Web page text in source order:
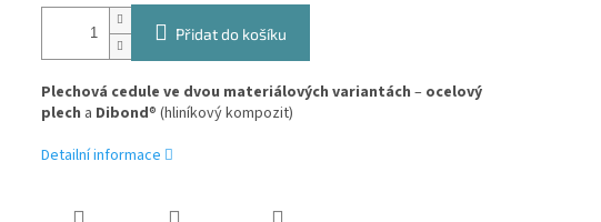
Přidat do košíku
Plechová cedule ve dvou materiálových variantách – ocelový
plech a Dibond® (hliníkový kompozit)
Detailní informace